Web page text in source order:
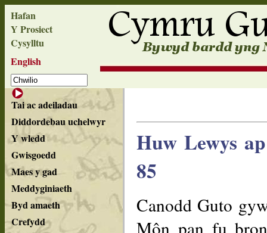
Hafan
Y Prosiect
Cysylltu
English
Tai ac adeiladau
Diddordebau uchelwyr
Y wledd
Gwisgoedd
Maes y gad
Meddyginiaeth
Byd amaeth
Crefydd
Huw Lewys
85
Canodd Guto
Môn pan fu